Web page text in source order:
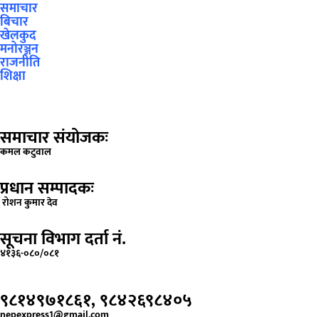
समाचार
बिचार
खेलकुद
मनोरञ्जन
राजनीति
शिक्षा
समाचार संयोजकः
कमल कटुवाल
प्रधान सम्पादकः
रोशन कुमार देव
सूचना विभाग दर्ता नं.
४१३६-०८०/०८१
९८१४९७१८६१, ९८४२६९८४०५